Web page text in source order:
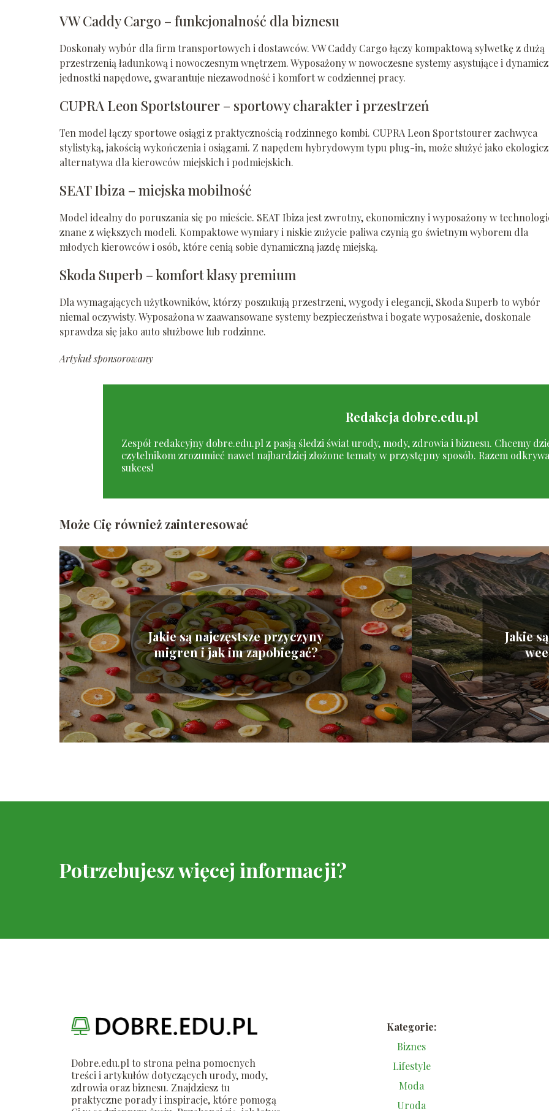
VW Caddy Cargo – funkcjonalność dla biznesu
Doskonały wybór dla firm transportowych i dostawców. VW Caddy Cargo łączy kompaktową sylwetkę z dużą
przestrzenią ładunkową i nowoczesnym wnętrzem. Wyposażony w nowoczesne systemy asystujące i
jednostki napędowe, gwarantuje niezawodność i komfort w codziennej pracy.
CUPRA Leon Sportstourer – sportowy charakter i przestrzeń
Ten model łączy sportowe osiągi z praktycznością rodzinnego kombi. CUPRA Leon Sportstourer zachwyca
stylistyką, jakością wykończenia i osiągami. Z napędem hybrydowym typu plug-in, może służyć jako
alternatywa dla kierowców miejskich i podmiejskich.
SEAT Ibiza – miejska mobilność
Model idealny do poruszania się po mieście. SEAT Ibiza jest zwrotny, ekonomiczny i wyposażony w
znane z większych modeli. Kompaktowe wymiary i niskie zużycie paliwa czynią go świetnym wyborem dla
młodych kierowców i osób, które cenią sobie dynamiczną jazdę miejską.
Skoda Superb – komfort klasy premium
Dla wymagających użytkowników, którzy poszukują przestrzeni, wygody i elegancji, Skoda Superb to wybór
niemal oczywisty. Wyposażona w zaawansowane systemy bezpieczeństwa i bogate wyposażenie, doskonale
sprawdza się jako auto służbowe lub rodzinne.
Artykuł sponsorowany
Redakcja dobre.edu.pl
Zespół redakcyjny dobre.edu.pl z pasją śledzi świat urody, mody, zdrowia i biznesu. Chcemy
czytelnikom zrozumieć nawet najbardziej złożone tematy w przystępny sposób. Razem
sukces!
Może Cię również zainteresować
Jakie są najczęstsze przyczyny
migren i jak im zapobiegać?
Jakie
Potrzebujesz więcej informacji?
Dobre.edu.pl to strona pełna pomocnych
treści i artykułów dotyczących urody, mody,
zdrowia oraz biznesu. Znajdziesz tu
praktyczne porady i inspiracje, które pomogą
Kategorie:
Biznes
Lifestyle
Moda
Uroda